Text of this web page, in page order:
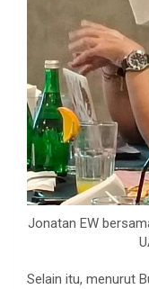
Jonatan EW
Selain itu, menurut